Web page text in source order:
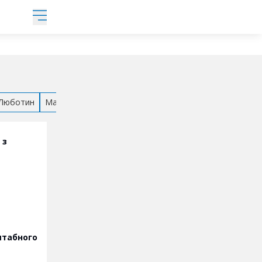
Мала Данилівка